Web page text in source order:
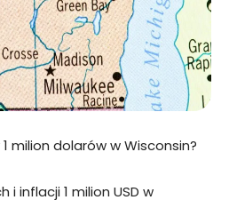
milion dolarów w Wisconsin?
i inflacji 1 milion USD w